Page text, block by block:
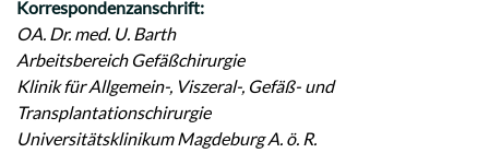
Korrespondenzanschrift:
OA. Dr. med. U. Barth
Arbeitsbereich Gefäßchirurgie
Klinik für Allgemein-, Viszeral-, Gefäß- und
Transplantationschirurgie
Universitätsklinikum Magdeburg A. ö. R.